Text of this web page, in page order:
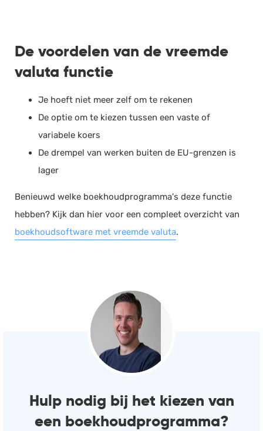
De voordelen van de vreemde
valuta functie
Je hoeft niet meer zelf om te rekenen
De optie om te kiezen tussen een vaste of
variabele koers
De drempel van werken buiten de EU-grenzen is
lager
Benieuwd welke boekhoudprogramma's deze functie
hebben? Kijk dan hier voor een compleet overzicht van
boekhoudsoftware met vreemde valuta.
Hulp nodig bij het kiezen van
een boekhoudprogramma?